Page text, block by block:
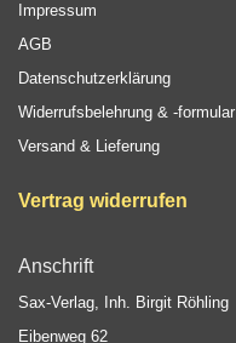
Impressum
AGB
Datenschutzerklärung
Widerrufsbelehrung & -formular
Versand & Lieferung
Vertrag widerrufen
Anschrift
Sax-Verlag, Inh. Birgit Röhling
Eibenweg 62